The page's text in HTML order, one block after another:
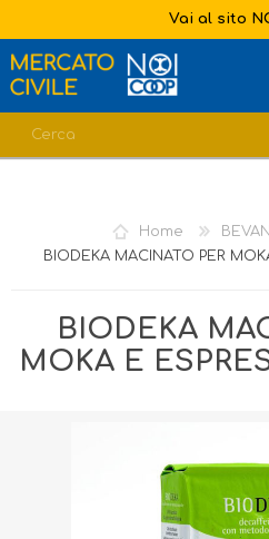
Vai al sito
LISTA DEI DESIDERI
Home
BIODEKA MACINATO PER
BIODEKA
MOKA E